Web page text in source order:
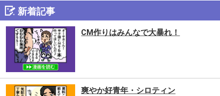
新着記事
CM作りはみんなで大暴れ！
爽やか好青年・シロティン